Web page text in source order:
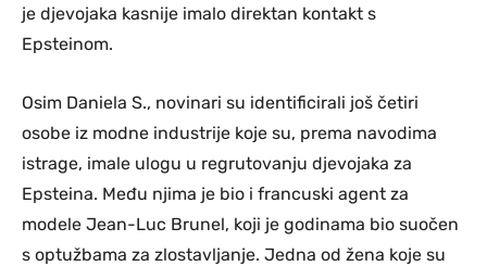
je djevojaka kasnije imalo direktan kontakt s
Epsteinom.
Osim Daniela S., novinari su identificirali još četiri
osobe iz modne industrije koje su, prema navodima
istrage, imale ulogu u regrutovanju djevojaka za
Epsteina. Među njima je bio i francuski agent za
modele Jean-Luc Brunel, koji je godinama bio suočen
s optužbama za zlostavljanje. Jedna od žena koje su